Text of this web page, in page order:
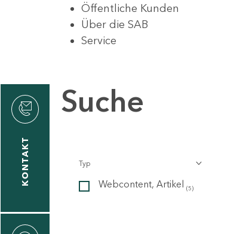
Öffentliche Kunden
Über die SAB
Service
KONTAKT
Suche
Typ
Webcontent, Artikel (5)